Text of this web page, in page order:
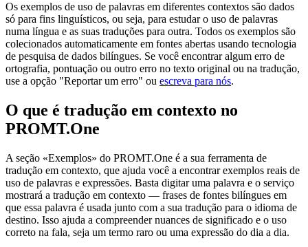
Os exemplos de uso de palavras em diferentes contextos são dados
só para fins linguísticos, ou seja, para estudar o uso de palavras
numa língua e as suas traduções para outra. Todos os exemplos são
colecionados automaticamente em fontes abertas usando tecnologia
de pesquisa de dados bilíngues. Se você encontrar algum erro de
ortografia, pontuação ou outro erro no texto original ou na tradução,
use a opção "Reportar um erro" ou escreva para nós.
O que é tradução em contexto no
PROMT.One
A seção «Exemplos» do PROMT.One é a sua ferramenta de
tradução em contexto, que ajuda você a encontrar exemplos reais de
uso de palavras e expressões. Basta digitar uma palavra e o serviço
mostrará a tradução em contexto — frases de fontes bilíngues em
que essa palavra é usada junto com a sua tradução para o idioma de
destino. Isso ajuda a compreender nuances de significado e o uso
correto na fala, seja um termo raro ou uma expressão do dia a dia.